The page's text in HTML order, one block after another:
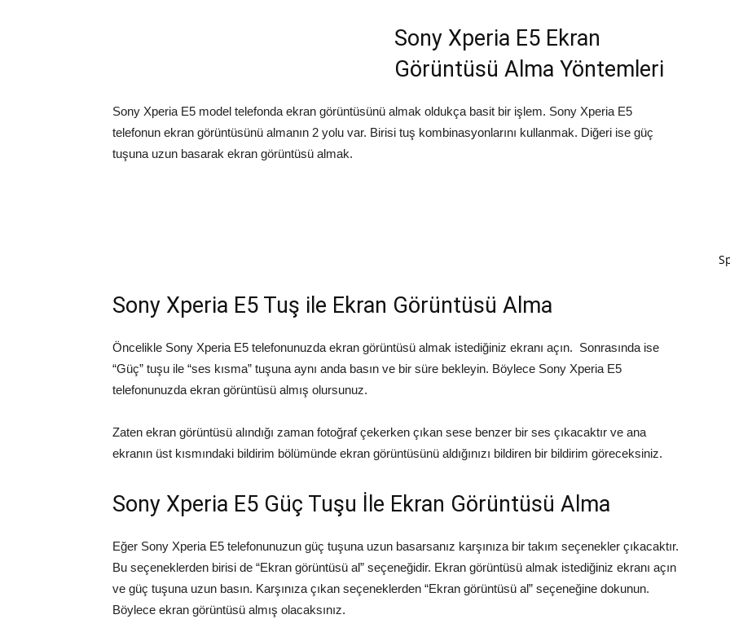
Sony Xperia E5 Ekran
Görüntüsü Alma Yöntemleri
Sony Xperia E5 model telefonda ekran görüntüsünü almak oldukça basit bir işlem. Sony Xperia E5
telefonun ekran görüntüsünü almanın 2 yolu var. Birisi tuş kombinasyonlarını kullanmak. Diğeri ise güç
tuşuna uzun basarak ekran görüntüsü almak.
Sony Xperia E5 Tuş ile Ekran Görüntüsü Alma
Öncelikle Sony Xperia E5 telefonunuzda ekran görüntüsü almak istediğiniz ekranı açın. Sonrasında ise
“Güç” tuşu ile “ses kısma” tuşuna aynı anda basın ve bir süre bekleyin. Böylece Sony Xperia E5
telefonunuzda ekran görüntüsü almış olursunuz.
Zaten ekran görüntüsü alındığı zaman fotoğraf çekerken çıkan sese benzer bir ses çıkacaktır ve ana
ekranın üst kısmındaki bildirim bölümünde ekran görüntüsünü aldığınızı bildiren bir bildirim göreceksiniz.
Sony Xperia E5 Güç Tuşu İle Ekran Görüntüsü Alma
Eğer Sony Xperia E5 telefonunuzun güç tuşuna uzun basarsanız karşınıza bir takım seçenekler çıkacaktır.
Bu seçeneklerden birisi de “Ekran görüntüsü al” seçeneğidir. Ekran görüntüsü almak istediğiniz ekranı açın
ve güç tuşuna uzun basın. Karşınıza çıkan seçeneklerden “Ekran görüntüsü al” seçeneğine dokunun.
Böylece ekran görüntüsü almış olacaksınız.